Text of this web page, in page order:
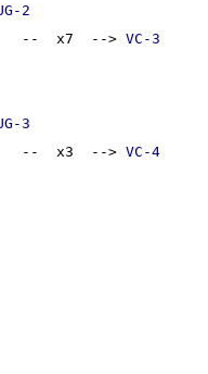
2
--  x7  -->
VC-3
3
--  x3  -->
VC-4